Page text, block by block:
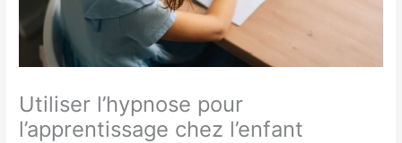
Utiliser l’hypnose pour
l’apprentissage chez l’enfant